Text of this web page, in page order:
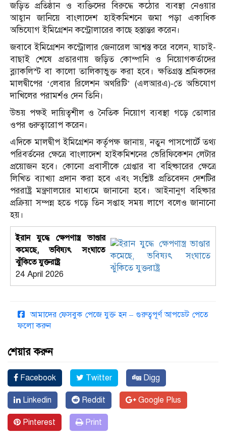
জড়িত প্রতিষ্ঠান ও ব্যক্তিদের বিরুদ্ধে কঠোর ব্যবস্থা নেওয়ার
আহ্বান জানিয়ে বাংলাদেশ হাইকমিশনে জমা পড়া একাধিক
অভিযোগ ইমিগ্রেশন কন্ট্রোলারের কাছে হস্তান্তর করেন।
জবাবে ইমিগ্রেশন কন্ট্রোলার জেনারেল আশ্বস্ত করে বলেন, যাচাই-
বাছাই শেষে প্রতারণায় জড়িত কোম্পানি ও নিয়োগকর্তাদের
ব্ল্যাকলিস্ট বা কালো তালিকাভুক্ত করা হবে। ক্ষতিগ্রস্ত শ্রমিকদের
মালদ্বীপের ‘লেবার রিলেশন অথরিটি’ (এলআরএ)-তে অভিযোগ
দাখিলের পরামর্শও দেন তিনি।
উভয় পক্ষই দায়িত্বশীল ও নৈতিক নিয়োগ ব্যবস্থা গড়ে তোলার
ওপর গুরুত্বারোপ করেন।
এদিকে মালদ্বীপ ইমিগ্রেশন কর্তৃপক্ষ জানায়, নতুন পাসপোর্টে তথ্য
পরিবর্তনের ক্ষেত্রে বাংলাদেশ হাইকমিশনের ভেরিফিকেশন লেটার
প্রয়োজন হবে। কোনো প্রবাসীকে গ্রেপ্তার বা বহিষ্কারের ক্ষেত্রে
লিখিত ব্যাখ্যা প্রদান করা হবে এবং সংশ্লিষ্ট প্রতিবেদন দেশটির
পররাষ্ট্র মন্ত্রণালয়ের মাধ্যমে জানানো হবে। আইনানুগ বহিষ্কার
প্রক্রিয়া সম্পন্ন হতে গড়ে তিন সপ্তাহ সময় লাগে বলেও জানানো
হয়।
ইরান যুদ্ধে ক্ষেপণাস্ত্র ভাণ্ডার
কমেছে, ভবিষ্যৎ সংঘাতে
ঝুঁকিতে যুক্তরাষ্ট্র
24 April 2026
আমাদের ফেসবুক পেজে যুক্ত হন – গুরুত্বপূর্ণ আপডেট পেতে
ফলো করুন
শেয়ার করুন
Facebook Twitter Digg
Linkedin Reddit Google Plus
Pinterest Print